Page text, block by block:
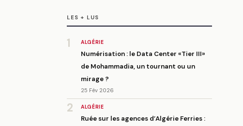
LES + LUS
1 ALGÉRIE
Numérisation : le Data Center «Tier III»
de Mohammadia, un tournant ou un
mirage ?
25 Fév 2026
2 ALGÉRIE
Ruée sur les agences d’Algérie Ferries :